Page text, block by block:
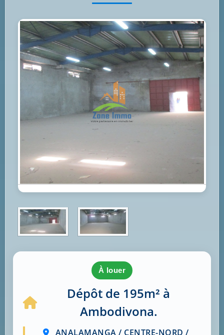
à louer
Dépôt de 195m² à
Ambodivona.
ANALAMANGA / CENTRE-NORD /